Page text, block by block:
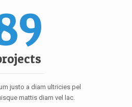
justo a diam ultricies pel
mattis diam vel lac.